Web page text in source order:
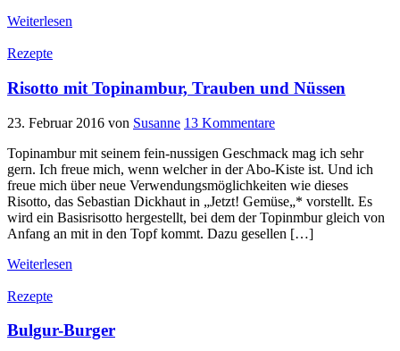
Weiterlesen
Rezepte
Risotto mit Topinambur, Trauben und Nüssen
23. Februar 2016 von Susanne 13 Kommentare
Topinambur mit seinem fein-nussigen Geschmack mag ich sehr
gern. Ich freue mich, wenn welcher in der Abo-Kiste ist. Und ich
freue mich über neue Verwendungsmöglichkeiten wie dieses
Risotto, das Sebastian Dickhaut in „Jetzt! Gemüse„* vorstellt. Es
wird ein Basisrisotto hergestellt, bei dem der Topinmbur gleich von
Anfang an mit in den Topf kommt. Dazu gesellen […]
Weiterlesen
Rezepte
Bulgur-Burger